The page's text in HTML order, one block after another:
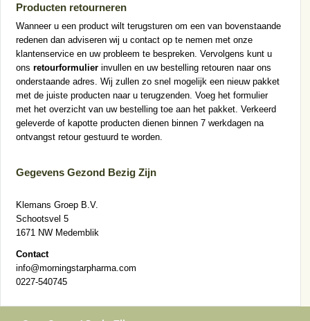
Producten retourneren
Wanneer u een product wilt terugsturen om een van bovenstaande
redenen dan adviseren wij u contact op te nemen met onze
klantenservice en uw probleem te bespreken. Vervolgens kunt u
ons retourformulierinvullen en uw bestelling retouren naar ons
onderstaande adres. Wij zullen zo snel mogelijk een nieuw pakket
met de juiste producten naar u terugzenden. Voeg het formulier
met het overzicht van uw bestelling toe aan het pakket. Verkeerd
geleverde of kapotte producten dienen binnen 7 werkdagen na
ontvangst retour gestuurd te worden.
Gegevens Gezond Bezig Zijn
Klemans Groep B.V.
Schootsvel 5
1671 NW Medemblik
Contact
info@morningstarpharma.com
0227-540745